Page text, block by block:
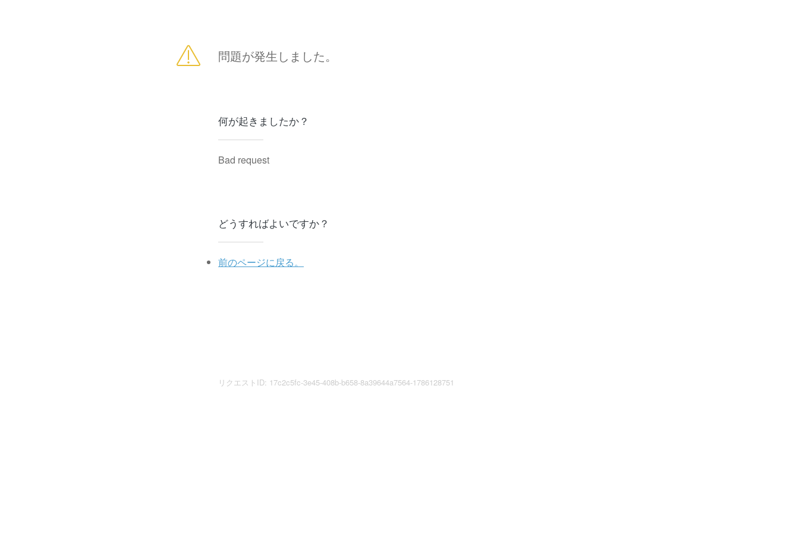
問題が発生しました。
何が起きましたか？
Bad request
どうすればよいですか？
前のページに戻る。
リクエストID: 17c2c5fc-3e45-408b-b658-8a39644a7564-1786128751